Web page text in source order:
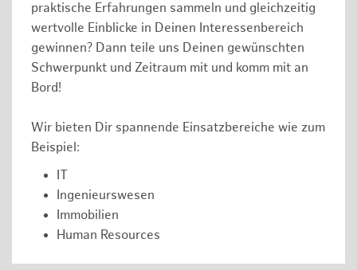
praktische Erfahrungen sammeln und gleichzeitig
wertvolle Einblicke in Deinen Interessenbereich
gewinnen? Dann teile uns Deinen gewünschten
Schwerpunkt und Zeitraum mit und komm mit an
Bord!
Wir bieten Dir spannende Einsatzbereiche wie zum
Beispiel:
IT
Ingenieurswesen
Immobilien
Human Resources